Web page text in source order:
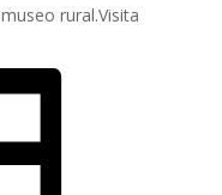
rural.Visita